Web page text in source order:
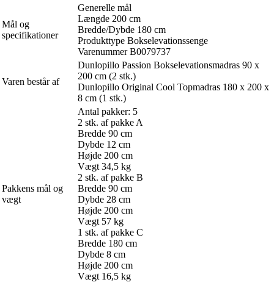
Mål og
specifikationer
Generelle mål
Længde 200 cm
Bredde/Dybde 180 cm
Produkttype Bokselevationssenge
Varenummer B0079737
Varen består af
Dunlopillo Passion Bokselevationsmadras 90 x
200 cm (2 stk.)
Dunlopillo Original Cool Topmadras 180 x 200 x
8 cm (1 stk.)
Pakkens mål og
vægt
Antal pakker: 5
2 stk. af pakke A
Bredde 90 cm
Dybde 12 cm
Højde 200 cm
Vægt 34,5 kg
2 stk. af pakke B
Bredde 90 cm
Dybde 28 cm
Højde 200 cm
Vægt 57 kg
1 stk. af pakke C
Bredde 180 cm
Dybde 8 cm
Højde 200 cm
Vægt 16,5 kg